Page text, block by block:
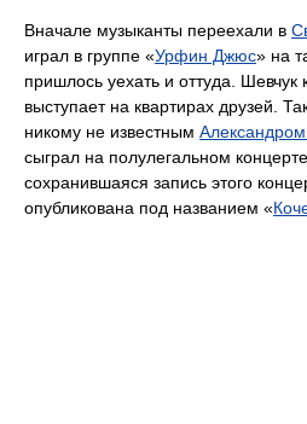
Вначале музыканты переехали в
играл в группе «Урфин Джюс» на
пришлось уехать и оттуда. Шевчук
выступает на квартирах друзей.
никому не известным
сыграл на полулегальном
сохранившаяся запись этого
опубликована под названием «